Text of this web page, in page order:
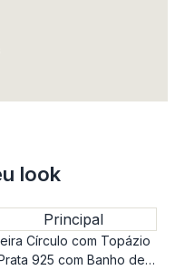
look
Círculo com Topázio
925 com Banho de